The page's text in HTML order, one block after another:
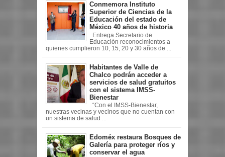
Conmemora Instituto
Superior de Ciencias de la
Educación del estado de
México 40 años de historia
Entrega Secretario de
Educación reconocimientos a
quienes cumplieron 10, 15, 20 y 30 años de ...
Habitantes de Valle de
Chalco podrán acceder a
servicios de salud gratuitos
con el sistema IMSS-
Bienestar
“Con el IMSS-Bienestar,
nuestras vecinas y vecinos que no cuentan con
un sistema de salud ...
Edoméx restaura Bosques de
Galería para proteger ríos y
conservar el agua